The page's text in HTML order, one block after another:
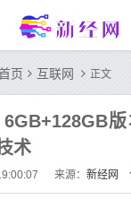
页 互联网 正文
术
来源： 新经网